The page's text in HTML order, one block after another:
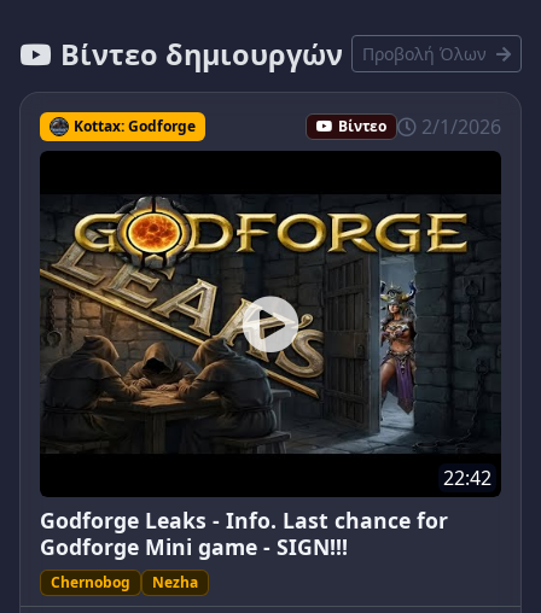
Βίντεο δημιουργών Προβολή Όλων
Kottax: Godforge Βίντεο 2/1/2026
22:42
Godforge Leaks - Info. Last chance for
Godforge Mini game - SIGN!!!
Chernobog Nezha